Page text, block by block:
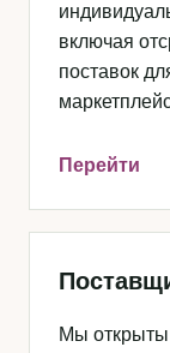
включая
поставок
Перейти
Мы открыты